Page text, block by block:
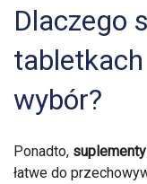
Dlaczego
wybór?
Ponadto,
łatwe do